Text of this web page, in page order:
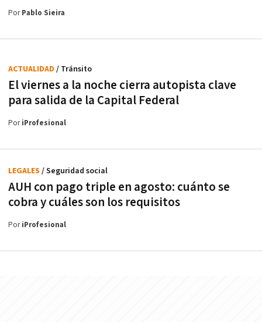
PorPablo Sieira
El viernes a la noche cierra autopista clave
para salida de la Capital Federal
ACTUALIDAD / Tránsito
PoriProfesional
AUH con pago triple en agosto: cuánto se
cobra y cuáles son los requisitos
LEGALES / Seguridad social
PoriProfesional